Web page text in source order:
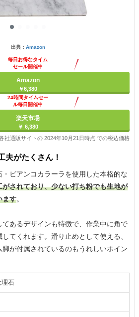
出典： Amazon
毎日お得なタイム
セール開催中
Amazon
￥6,380
24時間タイムセー
ル毎日開催中
楽天市場
￥ 6,380
社通販サイトの 2024年10月21日時点 での税込価格
夫がたくさん！
ビアンコカラーラを使用した本格的な
がされており、少ない打ち粉でも生地が
ます。
あるデザインも特徴で、作業中に角で
てくれます。滑り止めとして使える、
が付属されているのもうれしいポイン
理石